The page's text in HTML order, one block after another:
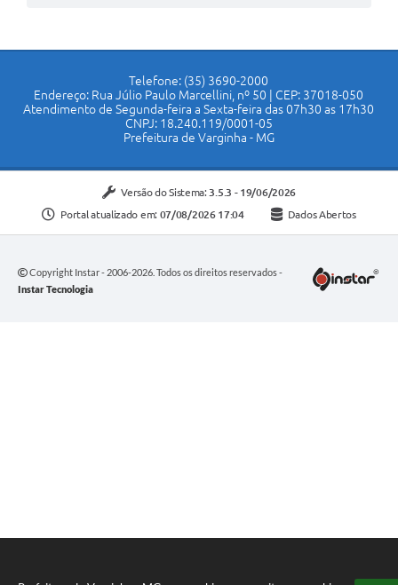
Telefone: (35) 3690-2000
Endereço: Rua Júlio Paulo Marcellini, nº 50 | CEP: 37018-050
Atendimento de Segunda-feira a Sexta-feira das 07h30 as 17h30
CNPJ: 18.240.119/0001-05
Prefeitura de Varginha - MG
Versão do Sistema: 3.5.3 - 19/06/2026
Portal atualizado em: 07/08/2026 17:04 Dados Abertos
Copyright Instar - 2006-2026. Todos os direitos reservados -
Instar Tecnologia